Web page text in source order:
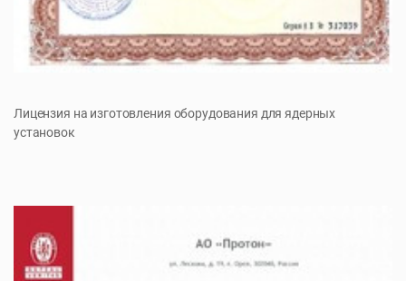
Лицензия на изготовления оборудования для ядерных
установок